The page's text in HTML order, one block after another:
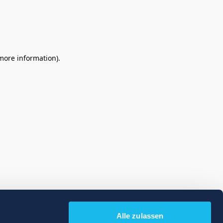
Alle zulassen
information).